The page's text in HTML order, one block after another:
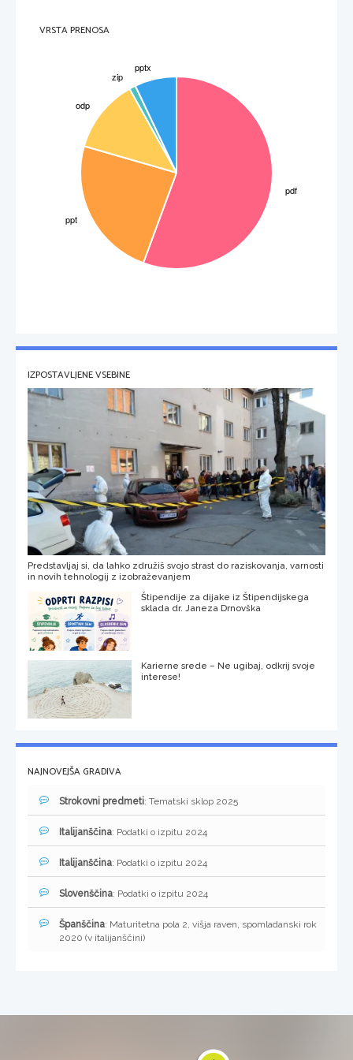
VRSTA PRENOSA
IZPOSTAVLJENE VSEBINE
Predstavljaj si, da lahko združiš svojo strast do raziskovanja, varnosti
in novih tehnologij z izobraževanjem
Štipendije za dijake iz Štipendijskega
sklada dr. Janeza Drnovška
Karierne srede – Ne ugibaj, odkrij svoje
interese!
NAJNOVEJŠA GRADIVA
Strokovni predmeti: Tematski sklop 2025
Italijanščina: Podatki o izpitu 2024
Italijanščina: Podatki o izpitu 2024
Slovenščina: Podatki o izpitu 2024
Španščina: Maturitetna pola 2, višja raven, spomladanski rok
2020 (v italijanščini)